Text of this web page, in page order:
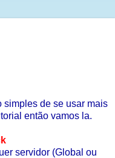
simples de se usar mais
então vamos la.
servidor (Global ou